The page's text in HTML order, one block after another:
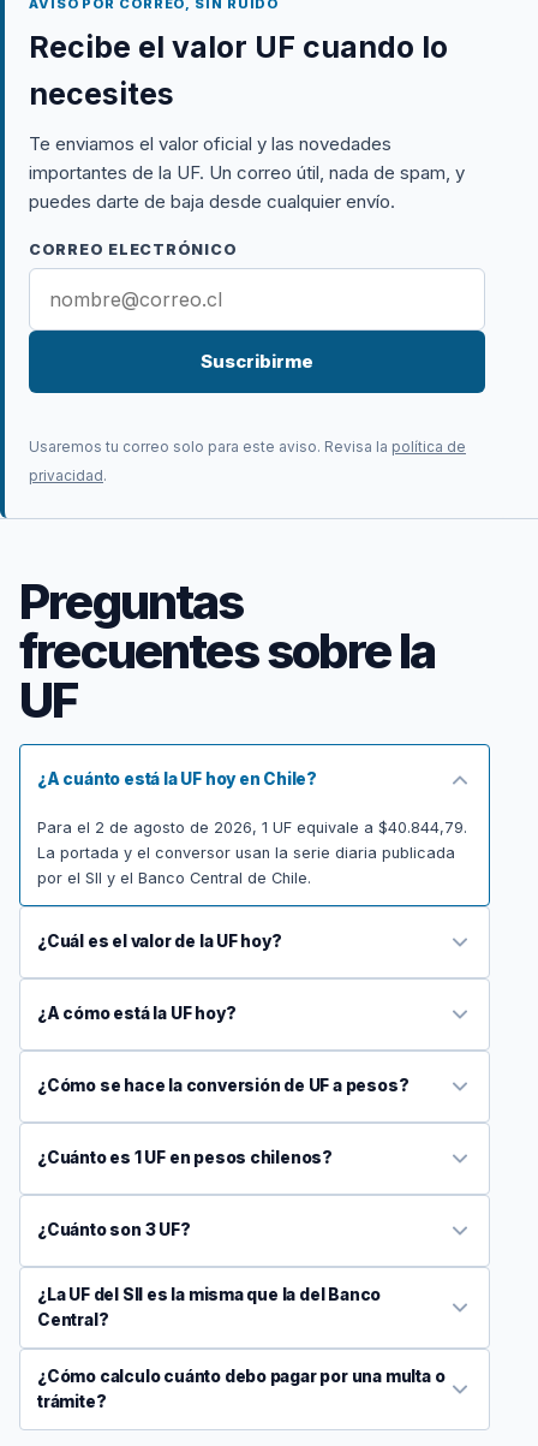
Recibe el valor UF cuando lo
necesites
Te enviamos el valor oficial y las novedades
importantes de la UF. Un correo útil, nada de spam, y
puedes darte de baja desde cualquier envío.
CORREO ELECTRÓNICO
Suscribirme
Usaremos tu correo solo para este aviso. Revisa la política de
privacidad.
Preguntas
frecuentes sobre la
UF
¿A cuánto está la UF hoy en Chile?
Para el 2 de agosto de 2026, 1 UF equivale a $40.844,79.
La portada y el conversor usan la serie diaria publicada
por el SII y el Banco Central de Chile.
¿Cuál es el valor de la UF hoy?
¿A cómo está la UF hoy?
¿Cómo se hace la conversión de UF a pesos?
¿Cuánto es 1 UF en pesos chilenos?
¿Cuánto son 3 UF?
¿La UF del SII es la misma que la del Banco
Central?
¿Cómo calculo cuánto debo pagar por una multa o
trámite?